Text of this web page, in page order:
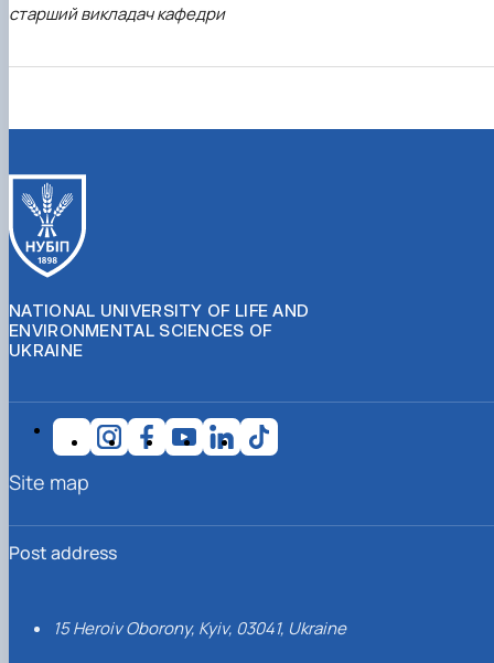
старший викладач кафедри
NATIONAL UNIVERSITY OF LIFE AND
ENVIRONMENTAL SCIENCES OF
UKRAINE
Post address
15 Heroiv Oborony, Kyiv, 03041, Ukraine
Site map